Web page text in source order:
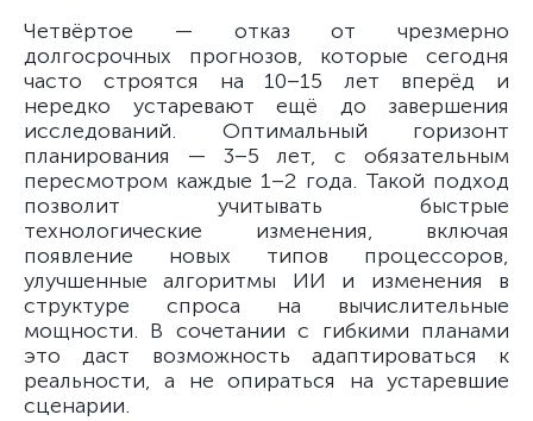
Четвёртое — отказ от чрезмерно
долгосрочных прогнозов, которые сегодня
часто строятся на 10–15 лет вперёд и
нередко устаревают ещё до завершения
исследований. Оптимальный горизонт
планирования — 3–5 лет, с обязательным
пересмотром каждые 1–2 года. Такой подход
позволит учитывать быстрые
технологические изменения, включая
появление новых типов процессоров,
улучшенные алгоритмы ИИ и изменения в
структуре спроса на вычислительные
мощности. В сочетании с гибкими планами
это даст возможность адаптироваться к
реальности, а не опираться на устаревшие
сценарии.